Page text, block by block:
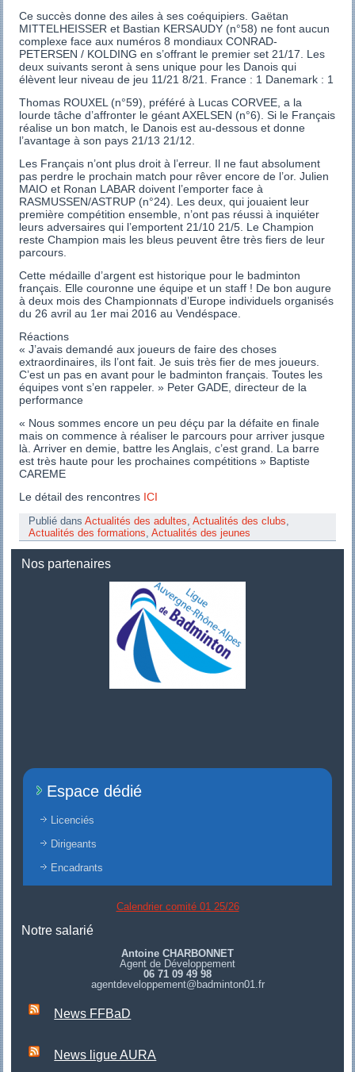
Ce succès donne des ailes à ses coéquipiers. Gaëtan
MITTELHEISSER et Bastian KERSAUDY (n°58) ne font aucun
complexe face aux numéros 8 mondiaux CONRAD-
PETERSEN / KOLDING en s’offrant le premier set 21/17. Les
deux suivants seront à sens unique pour les Danois qui
élèvent leur niveau de jeu 11/21 8/21. France : 1 Danemark : 1
Thomas ROUXEL (n°59), préféré à Lucas CORVEE, a la
lourde tâche d’affronter le géant AXELSEN (n°6). Si le Français
réalise un bon match, le Danois est au-dessous et donne
l’avantage à son pays 21/13 21/12.
Les Français n’ont plus droit à l’erreur. Il ne faut absolument
pas perdre le prochain match pour rêver encore de l’or. Julien
MAIO et Ronan LABAR doivent l’emporter face à
RASMUSSEN/ASTRUP (n°24). Les deux, qui jouaient leur
première compétition ensemble, n’ont pas réussi à inquiéter
leurs adversaires qui l’emportent 21/10 21/5. Le Champion
reste Champion mais les bleus peuvent être très fiers de leur
parcours.
Cette médaille d’argent est historique pour le badminton
français. Elle couronne une équipe et un staff ! De bon augure
à deux mois des Championnats d’Europe individuels organisés
du 26 avril au 1er mai 2016 au Vendéspace.
Réactions
« J’avais demandé aux joueurs de faire des choses
extraordinaires, ils l’ont fait. Je suis très fier de mes joueurs.
C’est un pas en avant pour le badminton français. Toutes les
équipes vont s’en rappeler. » Peter GADE, directeur de la
performance
« Nous sommes encore un peu déçu par la défaite en finale
mais on commence à réaliser le parcours pour arriver jusque
là. Arriver en demie, battre les Anglais, c’est grand. La barre
est très haute pour les prochaines compétitions » Baptiste
CAREME
Le détail des rencontres ICI
Publié dans Actualités des adultes ,Actualités des clubs
Actualités des formations ,Actualités des jeunes
Nos partenaires
Espace dédié
Licenciés
Dirigeants
Encadrants
Calendrier comité 01 25/26
Notre salarié
Antoine CHARBONNET
Agent de Développement
06 71 09 49 98
agentdeveloppement@badminton01.fr
News FFBaD
News ligue AURA